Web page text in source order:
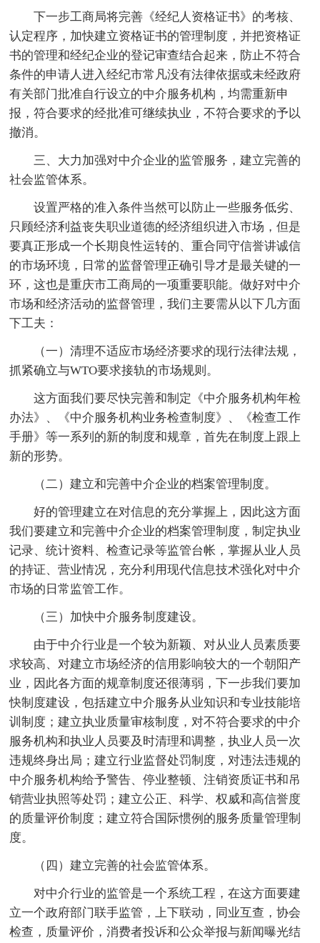
下一步工商局将完善《经纪人资格证书》的考核、
认定程序，加快建立资格证书的管理制度，并把资格证
书的管理和经纪企业的登记审查结合起来，防止不符合
条件的申请人进入经纪市常凡没有法律依据或未经政府
有关部门批准自行设立的中介服务机构，均需重新申
报，符合要求的经批准可继续执业，不符合要求的予以
撤消。
三、大力加强对中介企业的监管服务，建立完善的
社会监管体系。
设置严格的准入条件当然可以防止一些服务低劣、
只顾经济利益丧失职业道德的经济组织进入市场，但是
要真正形成一个长期良性运转的、重合同守信誉讲诚信
的市场环境，日常的监督管理正确引导才是最关键的一
环，这也是重庆市工商局的一项重要职能。做好对中介
市场和经济活动的监督管理，我们主要需从以下几方面
下工夫：
（一）清理不适应市场经济要求的现行法律法规，
抓紧确立与WTO要求接轨的市场规则。
这方面我们要尽快完善和制定《中介服务机构年检
办法》、《中介服务机构业务检查制度》、《检查工作
手册》等一系列的新的制度和规章，首先在制度上跟上
新的形势。
（二）建立和完善中介企业的档案管理制度。
好的管理建立在对信息的充分掌握上，因此这方面
我们要建立和完善中介企业的档案管理制度，制定执业
记录、统计资料、检查记录等监管台帐，掌握从业人员
的持证、营业情况，充分利用现代信息技术强化对中介
市场的日常监管工作。
（三）加快中介服务制度建设。
由于中介行业是一个较为新颖、对从业人员素质要
求较高、对建立市场经济的信用影响较大的一个朝阳产
业，因此各方面的规章制度还很薄弱，下一步我们要加
快制度建设，包括建立中介服务从业知识和专业技能培
训制度；建立执业质量审核制度，对不符合要求的中介
服务机构和执业人员要及时清理和调整，执业人员一次
违规终身出局；建立行业监督处罚制度，对违法违规的
中介服务机构给予警告、停业整顿、注销资质证书和吊
销营业执照等处罚；建立公正、科学、权威和高信誉度
的质量评价制度；建立符合国际惯例的服务质量管理制
度。
（四）建立完善的社会监管体系。
对中介行业的监管是一个系统工程，在这方面要建
立一个政府部门联手监管，上下联动，同业互查，协会
检查，质量评价，消费者投诉和公众举报与新闻曝光结